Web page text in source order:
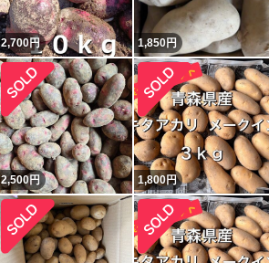
2,700円 1,850円
2,500円 1,800円